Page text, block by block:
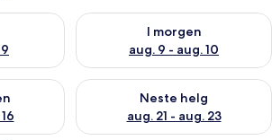
i kveld, aug. 8 - aug. 9
I morgen
aug. 9 - aug. 10
Sjekk tilgjengelighet for i
denne helgen, aug. 14 - aug. 16
Neste helg
aug. 21 - aug. 23
Sjekk tilgjengelighet for